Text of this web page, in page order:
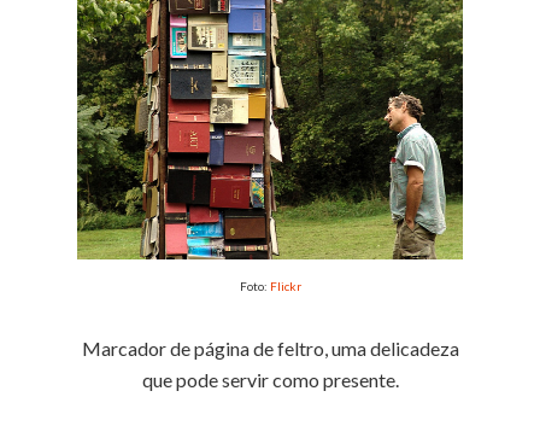
Foto: Flickr
Marcador de página de feltro, uma delicadeza
que pode servir como presente.